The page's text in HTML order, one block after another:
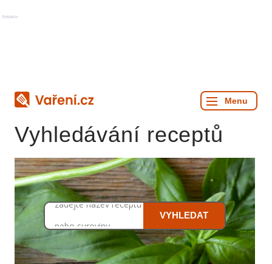
Reklama
Vyhledávání receptů
zadejte název receptu
nebo suroviny
VYHLEDAT